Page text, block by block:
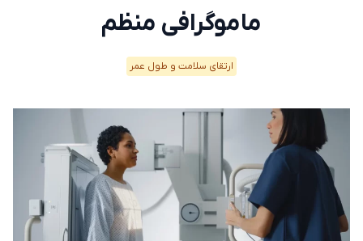
ماموگرافی منظم
ارتقای سلامت و طول عمر